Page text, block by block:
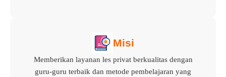
Misi
Memberikan layanan les privat berkualitas dengan
guru-guru terbaik dan metode pembelajaran yang